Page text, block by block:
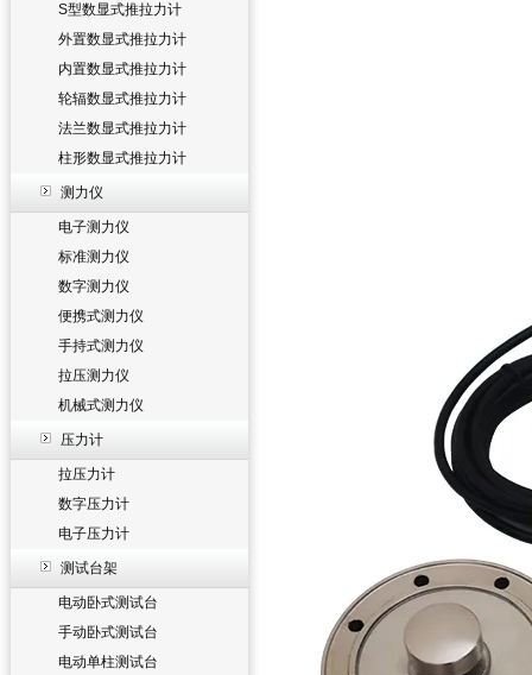
S型数显式推拉力计
外置数显式推拉力计
内置数显式推拉力计
轮辐数显式推拉力计
法兰数显式推拉力计
柱形数显式推拉力计
测力仪
电子测力仪
标准测力仪
数字测力仪
便携式测力仪
手持式测力仪
拉压测力仪
机械式测力仪
压力计
拉压力计
数字压力计
电子压力计
测试台架
电动卧式测试台
手动卧式测试台
电动单柱测试台